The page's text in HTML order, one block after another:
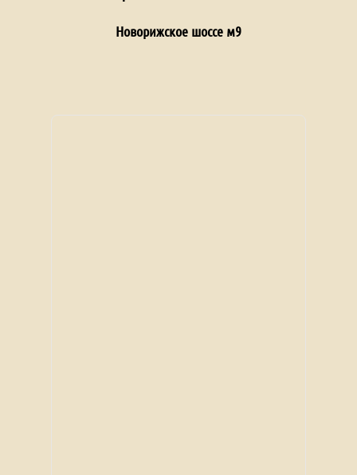
Новорижское шоссе м9